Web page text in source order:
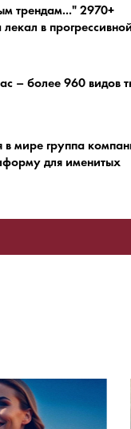
трендам..." 2970+
в
– более 960 видов
в мире группа
для именитых